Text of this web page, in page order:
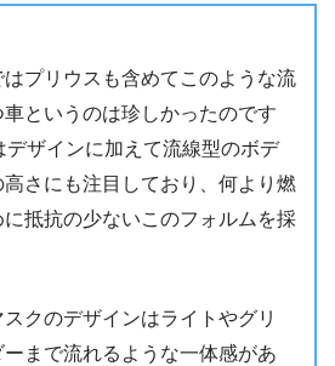
プリウスも含めてこのような流
というのは珍しかったのです
デザインに加えて流線型のボデ
さにも注目しており、何より燃
抵抗の少ないこのフォルムを採
クのデザインはライトやグリ
まで流れるような一体感があ